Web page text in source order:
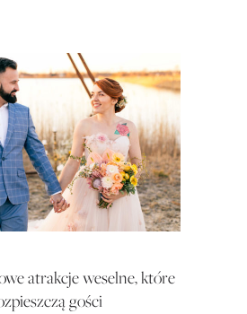
atrakcje weselne, które
gości